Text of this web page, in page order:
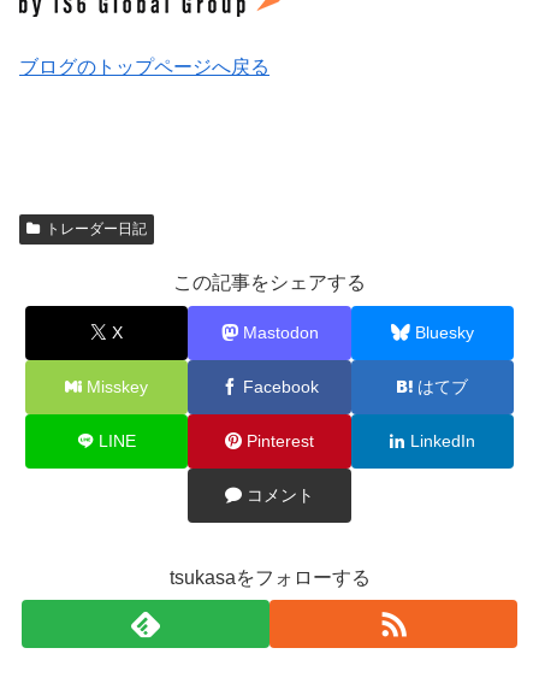
ブログのトップページへ戻る
トレーダー日記
この記事をシェアする
X Mastodon Bluesky
Misskey Facebook はてブ
LINE Pinterest LinkedIn
コメント
tsukasaをフォローする